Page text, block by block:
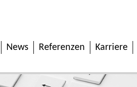
News Referenzen Karriere